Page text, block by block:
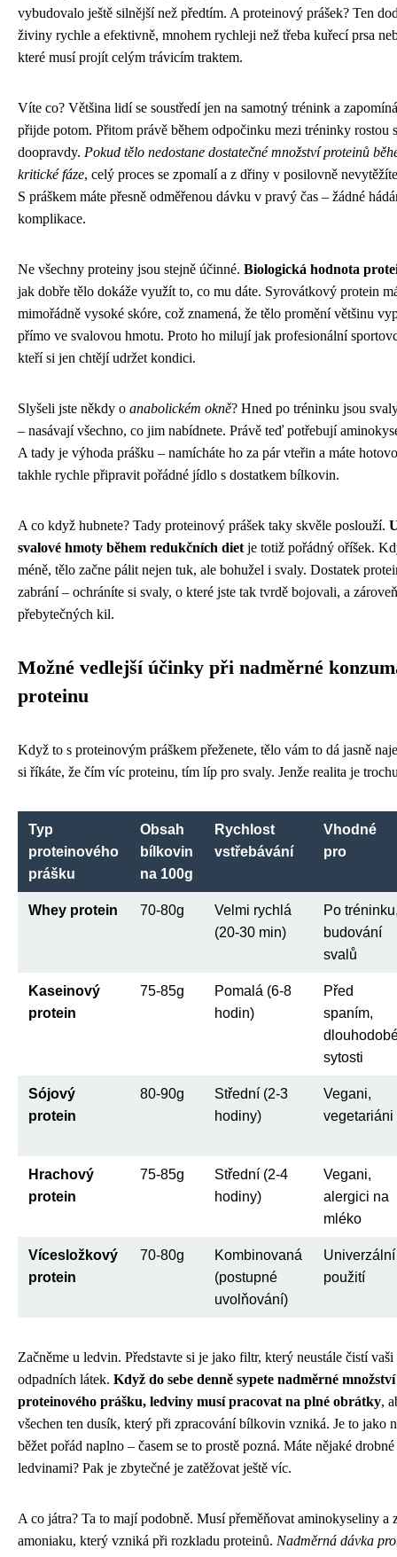
vybudovalo ještě silnější než předtím. A proteinový prášek? Ten
živiny rychle a efektivně, mnohem rychleji než třeba kuřecí prsa
které musí projít celým trávicím traktem.
Víte co? Většina lidí se soustředí jen na samotný trénink a
přijde potom. Přitom právě během odpočinku mezi tréninky rostou
doopravdy. Pokud tělo nedostane dostatečné množství proteinů
kritické fáze, celý proces se zpomalí a z dřiny v posilovně
S práškem máte přesně odměřenou dávku v pravý čas – žádné
komplikace.
Ne všechny proteiny jsou stejně účinné. Biologická hodnota
jak dobře tělo dokáže využít to, co mu dáte. Syrovátkový protein
mimořádně vysoké skóre, což znamená, že tělo promění většinu
přímo ve svalovou hmotu. Proto ho milují jak profesionální
kteří si jen chtějí udržet kondici.
Slyšeli jste někdy o anabolickém okně? Hned po tréninku jsou
– nasávají všechno, co jim nabídnete. Právě teď potřebují
A tady je výhoda prášku – namícháte ho za pár vteřin a máte
takhle rychle připravit pořádné jídlo s dostatkem bílkovin.
A co když hubnete? Tady proteinový prášek taky skvěle poslouží.
svalové hmoty během redukčních diet je totiž pořádný oříšek.
méně, tělo začne pálit nejen tuk, ale bohužel i svaly. Dostatek
zabrání – ochráníte si svaly, o které jste tak tvrdě bojovali, a
přebytečných kil.
Možné vedlejší účinky při nadměrné
proteinu
Když to s proteinovým práškem přeženete, tělo vám to dá jasně
si říkáte, že čím víc proteinu, tím líp pro svaly. Jenže realita je
Typ
proteinového
prášku
Obsah
bílkovin
na 100g
Rychlost
vstřebávání
Vhodné
pro
Whey protein 70-80g
Velmi rychlá
(20-30 min)
Po
budování
svalů
Kaseinový
protein
75-85g
Pomalá (6-8
hodin)
Před
spaním,
sytosti
Sójový
protein
80-90g
Střední (2-3
hodiny)
Vegani,
vegetariáni
Hrachový
protein
75-85g
Střední (2-4
hodiny)
Vegani,
alergici na
mléko
Vícesložkový
protein
70-80g
Kombinovaná
(postupné
uvolňování)
Univerzální
použití
Začněme u ledvin. Představte si je jako filtr, který neustále čistí
odpadních látek. Když do sebe denně sypete nadměrné množství
proteinového prášku, ledviny musí pracovat na plné obrátky,
všechen ten dusík, který při zpracování bílkovin vzniká. Je to jako
běžet pořád naplno – časem se to prostě pozná. Máte nějaké
ledvinami? Pak je zbytečné je zatěžovat ještě víc.
A co játra? Ta to mají podobně. Musí přeměňovat aminokyseliny a
amoniaku, který vzniká při rozkladu proteinů. Nadměrná dávka